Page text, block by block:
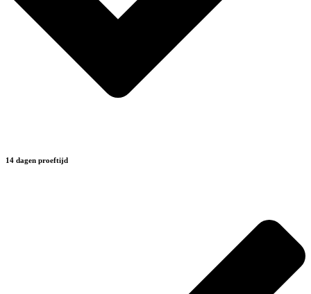
14 dagen proeftijd